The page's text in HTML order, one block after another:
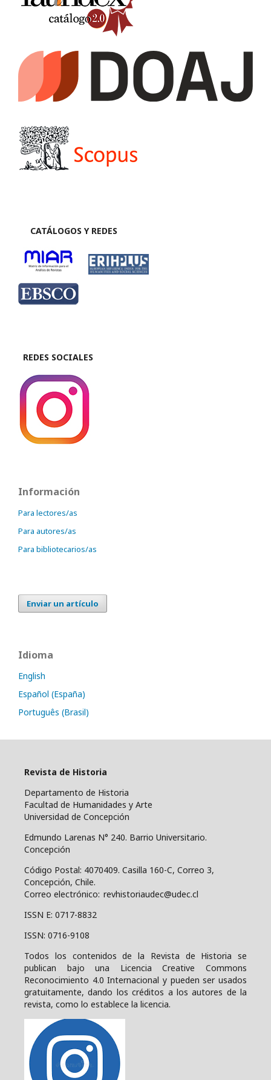
CATÁLOGOS Y REDES
REDES SOCIALES
Información
Para lectores/as
Para autores/as
Para bibliotecarios/as
Enviar un artículo
Idioma
English
Español (España)
Português (Brasil)
Revista de Historia
Departamento de Historia
Facultad de Humanidades y Arte
Universidad de Concepción
Edmundo Larenas N° 240. Barrio Universitario.
Concepción
Código Postal: 4070409. Casilla 160-C, Correo 3,
Concepción, Chile.
Correo electrónico: revhistoriaudec@udec.cl
ISSN E: 0717-8832
ISSN: 0716-9108
Todos los contenidos de la Revista de Historia se
publican bajo una
Licencia Creative Commons
Reconocimiento 4.0 Internacional y pueden ser usados
gratuitamente, dando los créditos a los autores de la
revista, como lo establece la licencia.